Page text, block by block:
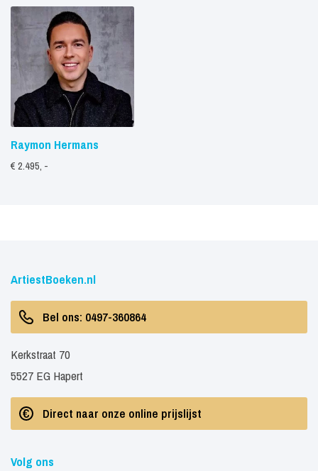
Raymon Hermans
€ 2.495, -
ArtiestBoeken.nl
Bel ons: 0497-360864
Kerkstraat 70
5527 EG Hapert
Direct naar onze online prijslijst
Volg ons